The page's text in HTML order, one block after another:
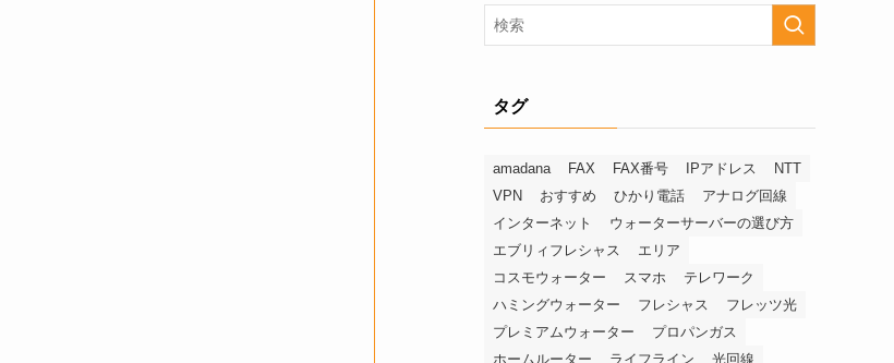
タグ
amadana FAX FAX番号 IPアドレス
NTT
VPN
おすすめ ひかり電話
アナログ回線
インターネット
ウォーターサーバーの選び方
エブリィフレシャス
エリア
コスモウォーター
スマホ
テレワーク
ハミングウォーター
フレシャス
フレッツ光
プレミアムウォーター
プロパンガス
ホームルーター
ライフライン
光回線